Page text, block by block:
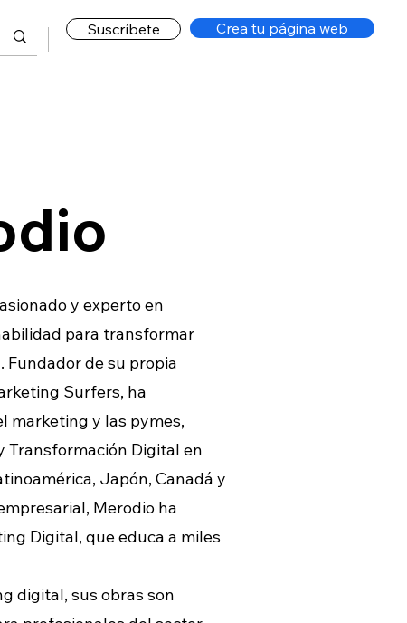
Suscríbete Crea tu página web
y experto en
para transformar
Fundador de su propia
Surfers, ha
marketing y las pymes,
Digital en
Japón, Canadá y
Merodio ha
Digital, que educa a miles
digital, sus obras son